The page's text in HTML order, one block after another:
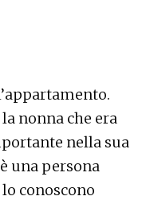
nonna che era
nella sua
una persona
conoscono